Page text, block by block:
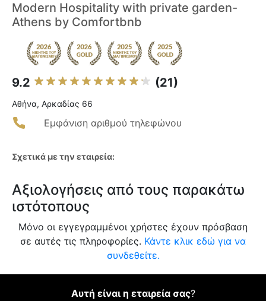
Modern Hospitality with private garden-
Athens by Comfortbnb
9.2 (21)
Αθήνα, Αρκαδίας 66
Εμφάνιση αριθμού τηλεφώνου
Σχετικά με την εταιρεία:
Αξιολογήσεις από τους παρακάτω
ιστότοπους
Μόνο οι εγγεγραμμένοι χρήστες έχουν πρόσβαση
σε αυτές τις πληροφορίες. Κάντε κλικ εδώ για να
συνδεθείτε.
Αυτή είναι η εταιρεία σας?